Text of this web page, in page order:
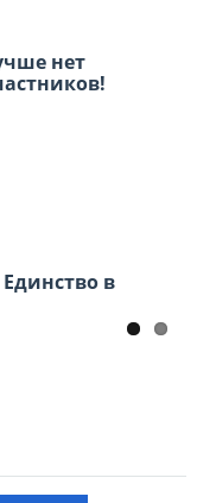
нет
в
Акции